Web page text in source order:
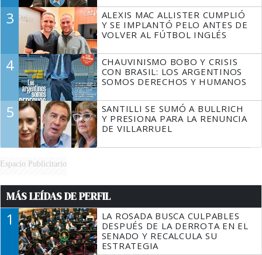
3
ALEXIS MAC ALLISTER CUMPLIÓ
Y SE IMPLANTÓ PELO ANTES DE
VOLVER AL FÚTBOL INGLÉS
4
CHAUVINISMO BOBO Y CRISIS
CON BRASIL: LOS ARGENTINOS
SOMOS DERECHOS Y HUMANOS
5
SANTILLI SE SUMÓ A BULLRICH
Y PRESIONA PARA LA RENUNCIA
DE VILLARRUEL
Espacio Publicitario
MÁS LEÍDAS DE PERFIL
1
LA ROSADA BUSCA CULPABLES
DESPUÉS DE LA DERROTA EN EL
SENADO Y RECALCULA SU
ESTRATEGIA